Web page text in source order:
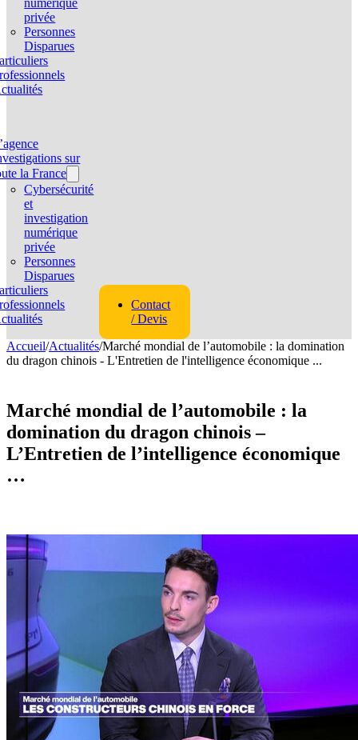
numérique
privée
Personnes
Disparues
sur
la France
Cybersécurité
et
investigation
numérique
privée
Personnes
Disparues
Contact
/ Devis
Accueil/Actualités/Marché mondial de l’automobile : la domination
du dragon chinois - L'Entretien de l'intelligence économique ...
Marché mondial de l’automobile : la
domination du dragon chinois –
L’Entretien de l’intelligence économique
…